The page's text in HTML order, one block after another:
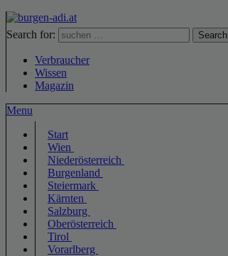
Search for: Search
Verbraucher
Wissen
Magazin
Menu
Start
Wien
Niederösterreich
Burgenland
Steiermark
Kärnten
Salzburg
Oberösterreich
Tirol
Vorarlberg